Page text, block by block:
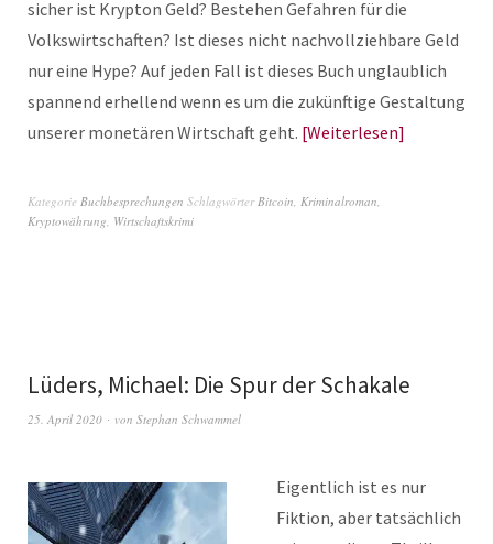
sicher ist Krypton Geld? Bestehen Gefahren für die
Volkswirtschaften? Ist dieses nicht nachvollziehbare Geld
nur eine Hype? Auf jeden Fall ist dieses Buch unglaublich
spannend erhellend wenn es um die zukünftige Gestaltung
unserer monetären Wirtschaft geht. Weiterlesen
Kategorie Buchbesprechungen SchlagwörterBitcoin, Kriminalroman,
Kryptowährung, Wirtschaftskrimi
Lüders, Michael: Die Spur der Schakale
25. April 2020 von Stephan Schwammel
Eigentlich ist es nur
Fiktion, aber tatsächlich